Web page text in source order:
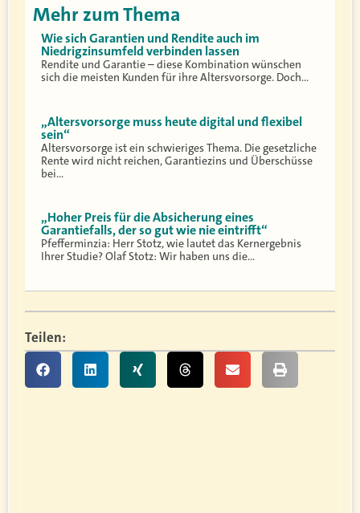
Mehr zum Thema
Wie sich Garantien und Rendite auch im
Niedrigzinsumfeld verbinden lassen
Rendite und Garantie – diese Kombination wünschen
sich die meisten Kunden für ihre Altersvorsorge. Doch…
„Altersvorsorge muss heute digital und flexibel
sein“
Altersvorsorge ist ein schwieriges Thema. Die gesetzliche
Rente wird nicht reichen, Garantiezins und Überschüsse
bei…
„Hoher Preis für die Absicherung eines
Garantiefalls, der so gut wie nie eintrifft“
Pfefferminzia: Herr Stotz, wie lautet das Kernergebnis
Ihrer Studie? Olaf Stotz: Wir haben uns die…
Teilen: